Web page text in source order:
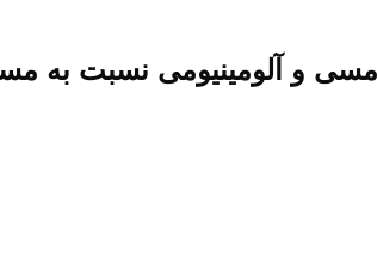
و آلومینیومی نسبت به